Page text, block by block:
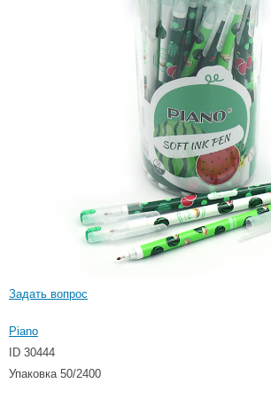
Задать вопрос
Piano
ID 30444
Упаковка 50/2400